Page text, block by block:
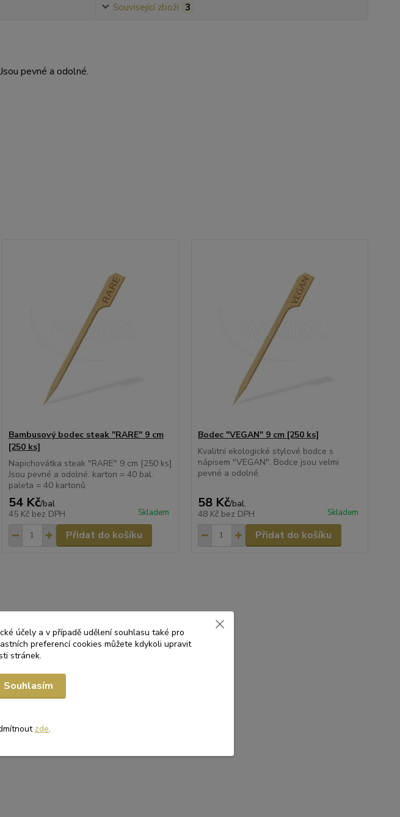
Související zboží 3
pevné a odolné.
Bambusový bodec steak "RARE" 9 cm
[250 ks]
Napichovátka steak "RARE" 9 cm [250 ks]
Jsou pevné a odolné. karton = 40 bal.
paleta = 40 kartonů
54 Kč/bal
45 Kč bez DPH Skladem
Přidat do košíku
Bodec "VEGAN" 9 cm [250 ks]
Kvalitní ekologické stylové bodce s
nápisem "VEGAN". Bodce jsou velmi
pevné a odolné.
58 Kč/bal.
48 Kč bez DPH Skladem
Přidat do košíku
bodce
účely a v případě udělení souhlasu také pro
preferencí cookies můžete kdykoli upravit
stránek.
Souhlasím
zde.